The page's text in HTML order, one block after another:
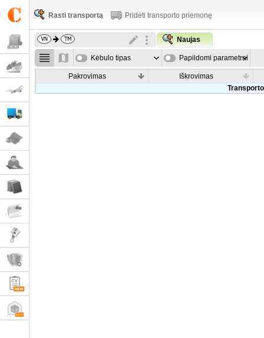
Rasti transportą Pridėti transporto priemonę
Naujas
Kėbulo tipas Papildomi parametrai
Pakrovimas
Iškrovimas